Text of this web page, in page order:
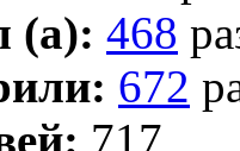
(а): 468
672
717